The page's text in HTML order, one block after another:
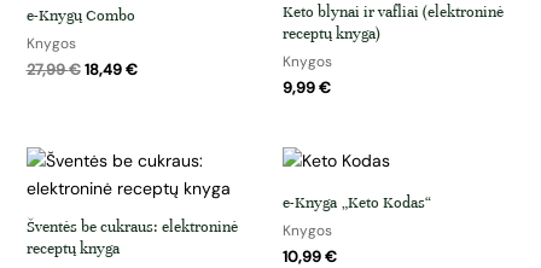
e-Knygų Combo
Knygos
27,99€ 18,49€
Keto blynai ir vafliai (elektroninė
receptų knyga)
Knygos
9,99€
Šventės be cukraus: elektroninė
receptų knyga
e-Knyga „Keto Kodas“
Knygos
10,99€